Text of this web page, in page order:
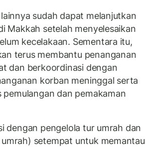
sudah dapat melanjutkan
Makkah setelah menyelesaikan
kecelakaan. Sementara itu,
terus membantu penanganan
dan berkoordinasi dengan
korban meninggal serta
dan pemakaman
dengan pengelola tur umrah dan
setempat untuk memantau